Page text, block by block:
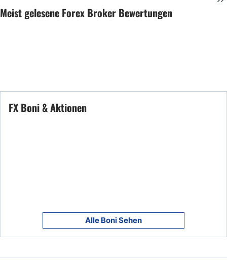
Meist gelesene Forex Broker Bewertungen
FX Boni & Aktionen
Alle Boni Sehen